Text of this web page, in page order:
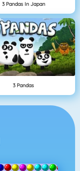
3 Pandas In Japan
3 Pandas